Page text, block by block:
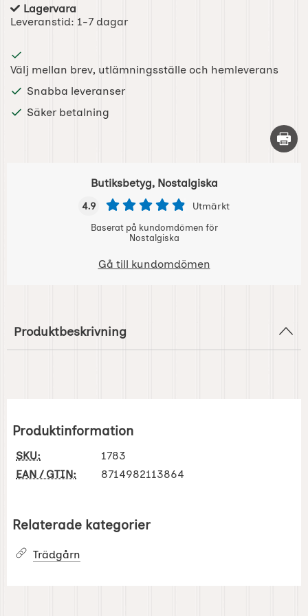
Tillgänglighet:
Lagervara
Leveranstid: 1-7 dagar
Välj mellan brev, utlämningsställe och hemleverans
Snabba leveranser
Säker betalning
Skriv
Butiksbetyg, Nostalgiska
4.9 Utmärkt
Baserat på kundomdömen för
Nostalgiska
Gå till kundomdömen
Produktbeskrivning
Produktinformation
SKU:
1783
EAN / GTIN:
8714982113864
Relaterade kategorier
Trädgårn